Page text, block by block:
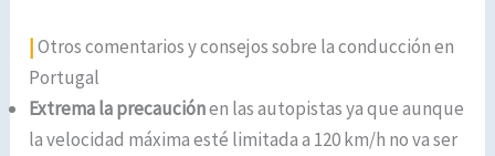
|Otros comentarios y consejos sobre la conducción en
Portugal
Extrema la precauciónen las autopistas ya que aunque
la velocidad máxima esté limitada a 120 km/h no va ser